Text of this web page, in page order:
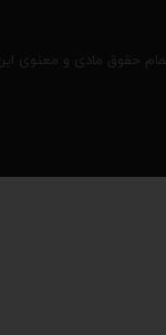
حقوق مادی و معنوی